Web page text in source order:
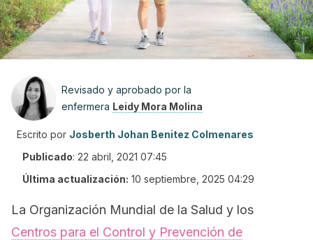
Revisado y aprobado por la
enfermera Leidy Mora Molina
Escrito por Josberth Johan Benitez Colmenares
Publicado: 22 abril, 2021 07:45
Última actualización: 10 septiembre, 2025 04:29
La Organización Mundial de la Salud y los
Centros para el Control y Prevención de